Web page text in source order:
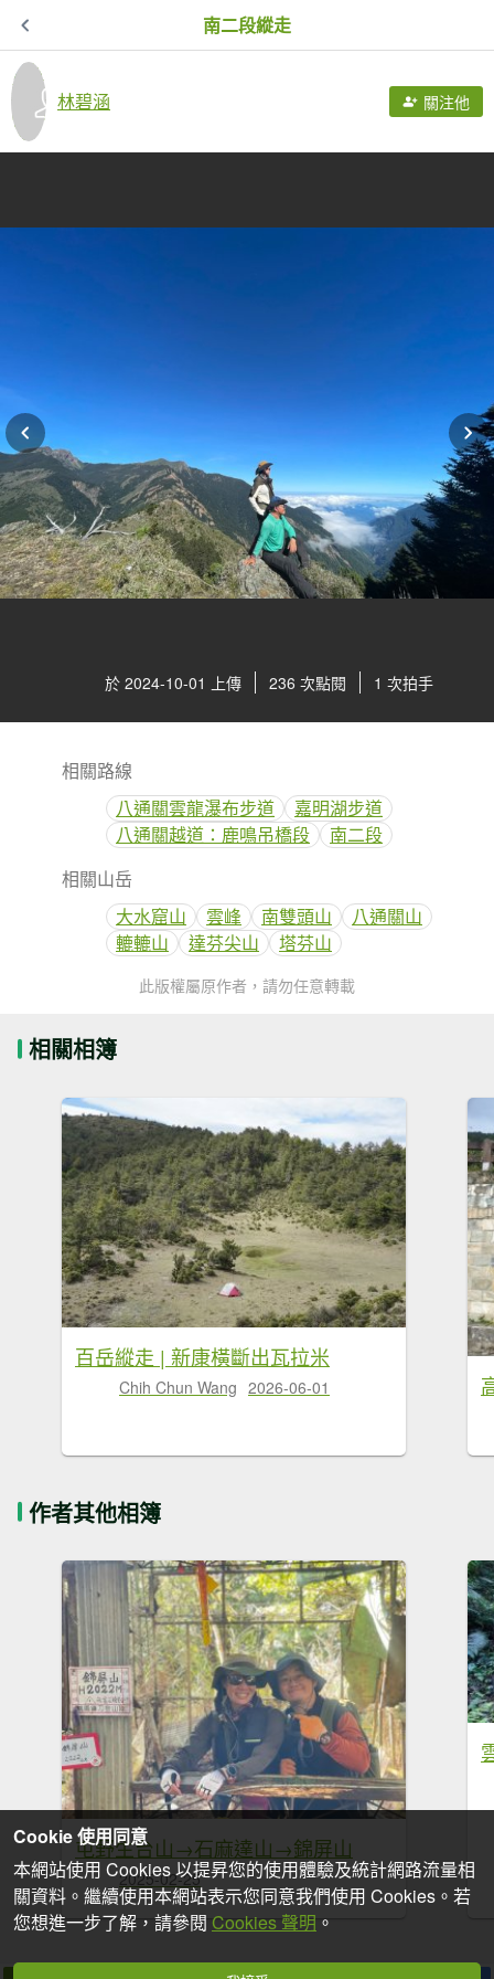
南二段縱走
林碧涵 關注他
於 2024-10-01 上傳 236 次點閱 1 次拍手
相關路線
八通關雲龍瀑布步道
嘉明湖步道
八通關越道：鹿鳴吊橋段
南二段
相關山岳
大水窟山
雲峰 南雙頭山
八通關山
轆轆山
達芬尖山 塔芬山
此版權屬原作者，請勿任意轉載
相關相簿
百岳縱走 | 新康橫斷出瓦拉米
Chih Chun Wang 2026-06-01
作者其他相簿
屯野生台山→石麻達山→錦屏山
2025-02-25
Cookie 使用同意
本網站使用 Cookies 以提昇您的使用體驗及統計網路流量相
關資料。繼續使用本網站表示您同意我們使用 Cookies。若
您想進一步了解，請參閱 Cookies 聲明 。